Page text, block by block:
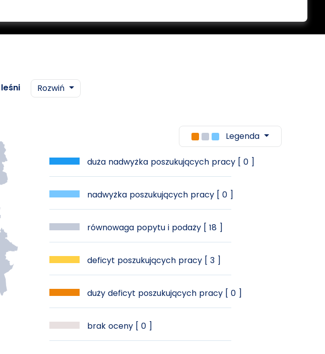
Rozwiń
Legenda
duża nadwyżka poszukujących pracy [ 0 ]
nadwyżka poszukujących pracy [ 0 ]
równowaga popytu i podaży [ 18 ]
deficyt poszukujących pracy [ 3 ]
duży deficyt poszukujących pracy [ 0 ]
brak oceny [ 0 ]